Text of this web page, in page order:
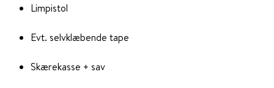
Limpistol
Evt. selvklæbende tape
Skærekasse + sav